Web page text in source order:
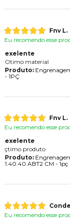
Fnv L.
Eu recomendo esse
exelente
Otimo material
Produto:
- 1PÇ
Fnv L.
Eu recomendo esse
exelente
çtimo produto
Produto:
1.40.40 ABT2 CM - 1pç
Eu recomendo esse